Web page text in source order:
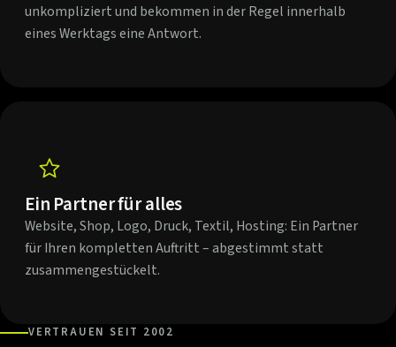
unkompliziert und bekommen in der Regel innerhalb
eines Werktags eine Antwort.
Ein Partner für alles
Website, Shop, Logo, Druck, Textil, Hosting: Ein Partner
für Ihren kompletten Auftritt – abgestimmt statt
zusammengestückelt.
VERTRAUEN SEIT 2002